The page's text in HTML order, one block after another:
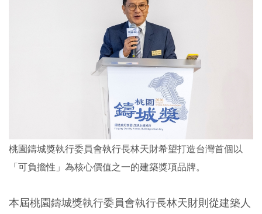
桃園鑄城獎執行委員會執行長林天財希望打造台灣首個以
「可負擔性」為核心價值之一的建築獎項品牌。
本屆桃園鑄城獎執行委員會執行長林天財則從建築人